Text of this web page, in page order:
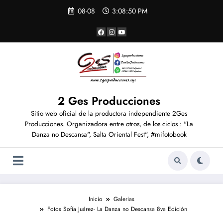
08-08 3:08:52 PM
2 Ges Producciones
Sitio web oficial de la productora independiente 2Ges
Producciones. Organizadora entre otros, de los ciclos : "La
Danza no Descansa", Salta Oriental Fest", #mifotobook
Inicio
Galerias
Fotos Sofía Juárez- La Danza no Descansa 8va Edición